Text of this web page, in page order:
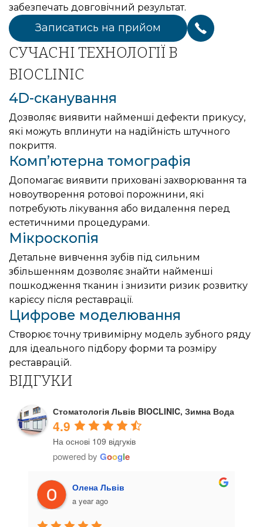
забезпечать довговічний результат.
Записатись на прийом
СУЧАСНІ ТЕХНОЛОГІЇ В
BIOCLINIC
4D-сканування
Дозволяє виявити найменші дефекти прикусу,
які можуть вплинути на надійність штучного
покриття.
Комп’ютерна томографія
Допомагає виявити приховані захворювання та
новоутворення ротової порожнини, які
потребують лікування або видалення перед
естетичними процедурами.
Мікроскопія
Детальне вивчення зубів під сильним
збільшенням дозволяє знайти найменші
пошкодження тканин і знизити ризик розвитку
карієсу після реставрації.
Цифрове моделювання
Створює точну тривимірну модель зубного ряду
для ідеального підбору форми та розміру
реставрацій.
ВІДГУКИ
Стоматологія Львів BIOCLINIC, Зимна Вода
4.9
На основі 109 відгуків
powered by Google
Олена Львів
a year ago